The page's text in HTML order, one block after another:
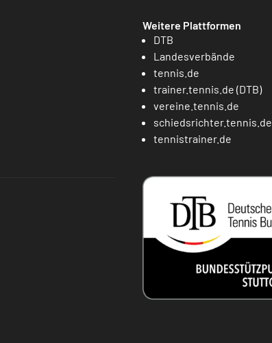
Weitere Plattformen
DTB
Landesverbände
tennis.de
trainer.tennis.de (DTB)
vereine.tennis.de
schiedsrichter.tennis.de
tennistrainer.de